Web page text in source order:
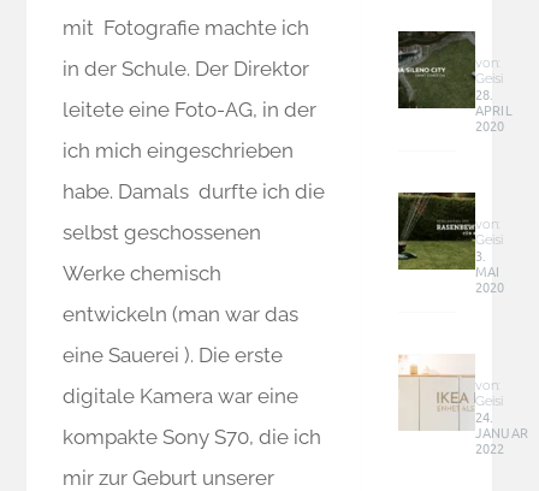
mit Fotografie machte ich
in der Schule. Der Direktor
leitete eine Foto-AG, in der
ich mich eingeschrieben
habe. Damals durfte ich die
selbst geschossenen
Werke chemisch
entwickeln (man war das
eine Sauerei ). Die erste
digitale Kamera war eine
kompakte Sony S70, die ich
mir zur Geburt unserer
Sileno
City
–
schief
an
die
–
von:
Geisi
28.
APRIL
2020
für
kleine
und
Siena
2100
von:
Geisi
3.
MAI
2020
–
Enhet
als
von:
Geisi
24.
JANUAR
2022